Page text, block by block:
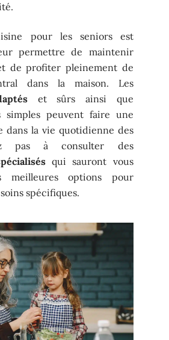
pour les seniors est
permettre de maintenir
de profiter pleinement de
dans la maison. Les
et sûrs ainsi que
simples peuvent faire une
dans la vie quotidienne des
pas à consulter des
qui sauront vous
meilleures options pour
spécifiques.